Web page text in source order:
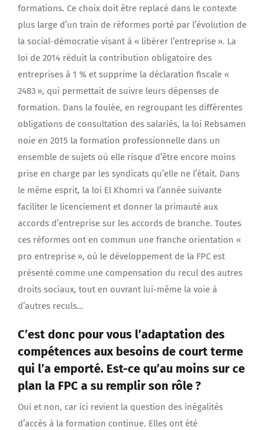
formations. Ce choix doit être replacé dans le contexte
plus large d’un train de réformes porté par l’évolution de
la social-démocratie visant à « libérer l’entreprise ». La
loi de 2014 réduit la contribution obligatoire des
entreprises à 1 % et supprime la déclaration fiscale «
2483 », qui permettait de suivre leurs dépenses de
formation. Dans la foulée, en regroupant les différentes
obligations de consultation des salariés, la loi Rebsamen
noie en 2015 la formation professionnelle dans un
ensemble de sujets où elle risque d’être encore moins
prise en charge par les syndicats qu’elle ne l’était. Dans
le même esprit, la loi El Khomri va l’année suivante
faciliter le licenciement et donner la primauté aux
accords d’entreprise sur les accords de branche. Toutes
ces réformes ont en commun une franche orientation «
pro entreprise », où le développement de la FPC est
présenté comme une compensation du recul des autres
droits sociaux, tout en ouvrant lui-même la voie à
d’autres reculs…
C’est donc pour vous l’adaptation des
compétences aux besoins de court terme
qui l’a emporté. Est-ce qu’au moins sur ce
plan la FPC a su remplir son rôle ?
Oui et non, car ici revient la question des inégalités
d’accès à la formation continue. Elles ont été